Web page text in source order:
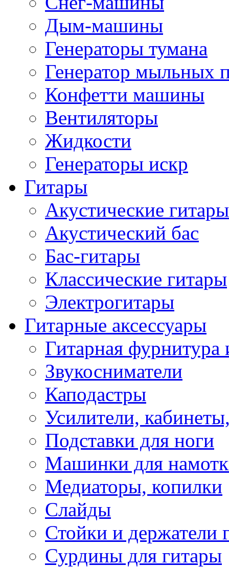
Дым-машины
Генераторы тумана
Генератор мыльных
Конфетти машины
Вентиляторы
Жидкости
Генераторы искр
Гитары
Акустические гитары
Акустический бас
Бас-гитары
Классические гитары
Электрогитары
Гитарные аксессуары
Гитарная фурнитура
Звукосниматели
Каподастры
Усилители,
Подставки для ноги
Машинки для
Медиаторы, копилки
Слайды
Стойки и держатели
Сурдины для гитары